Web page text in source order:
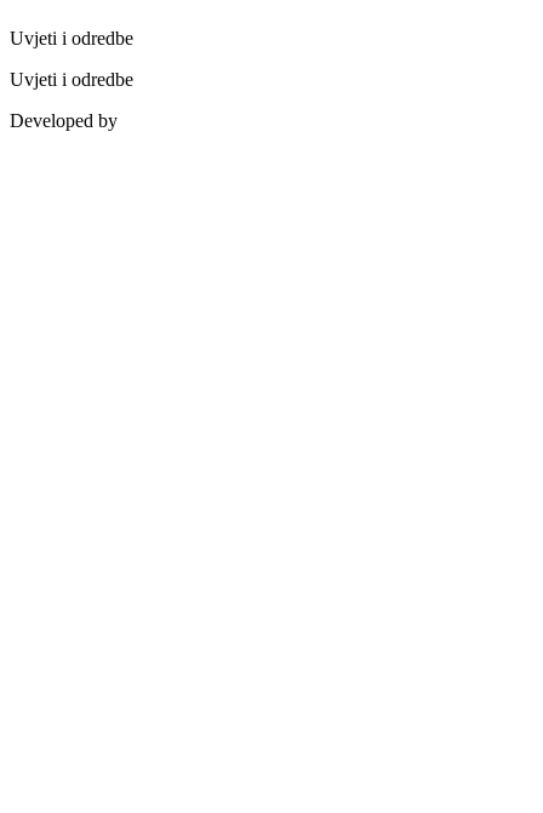
Uvjeti i odredbe
Uvjeti i odredbe
Developed by